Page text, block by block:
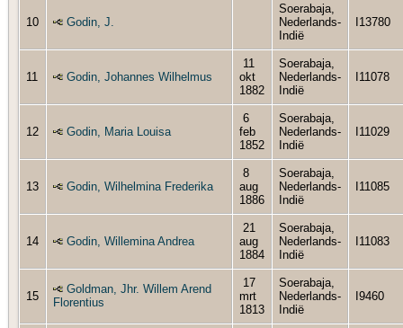
10 Godin, J.
Soerabaja,
Nederlands-
Indië
I13780
11 Godin, Johannes Wilhelmus
11
okt
1882
Soerabaja,
Nederlands-
Indië
I11078
12 Godin, Maria Louisa
6
feb
1852
Soerabaja,
Nederlands-
Indië
I11029
13 Godin, Wilhelmina Frederika
8
aug
1886
Soerabaja,
Nederlands-
Indië
I11085
14 Godin, Willemina Andrea
21
aug
1884
Soerabaja,
Nederlands-
Indië
I11083
15
Goldman, Jhr. Willem Arend
Florentius
17
mrt
1813
Soerabaja,
Nederlands-
Indië
I9460